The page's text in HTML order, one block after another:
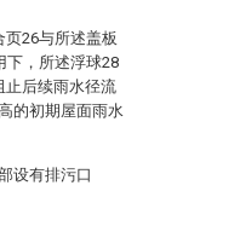
26与所述盖板
下，所述浮球28
止后续雨水径流
的初期屋面雨水
设有排污口